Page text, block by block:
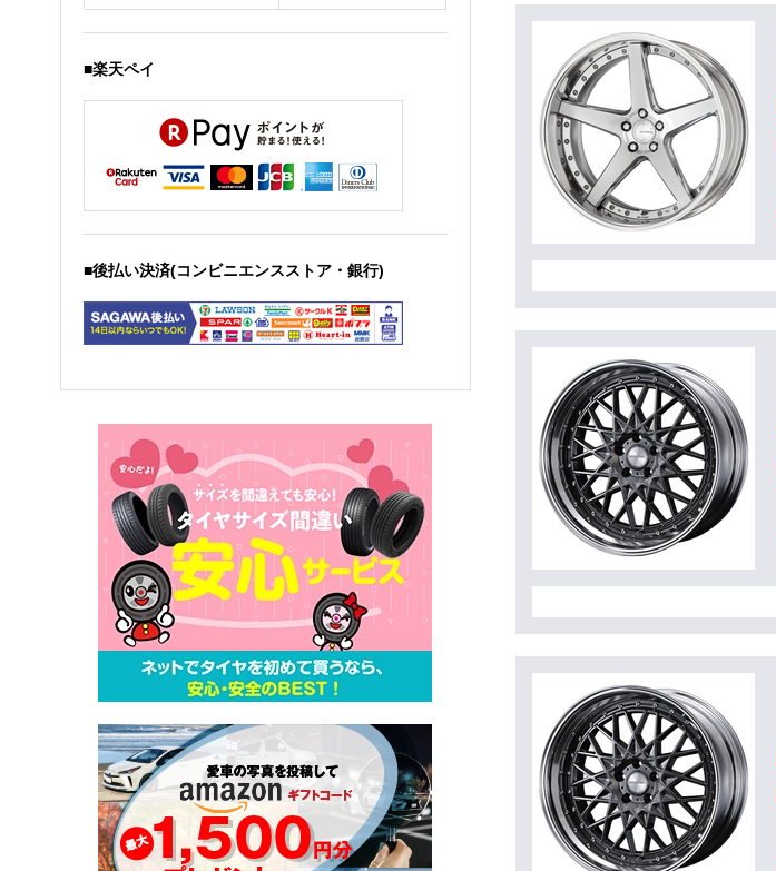
■楽天ペイ
■後払い決済(コンビニエンスストア・銀行)